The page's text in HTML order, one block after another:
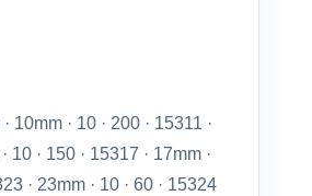
10mm · 10 · 200 · 15311 ·
10 · 150 · 15317 · 17mm ·
· 23mm · 10 · 60 · 15324